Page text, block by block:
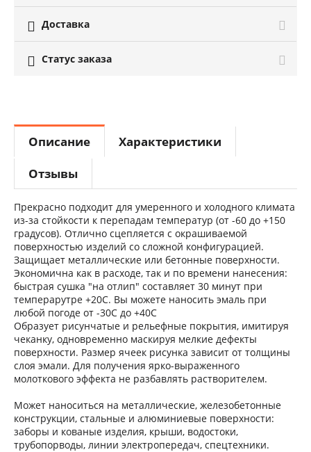
 Доставка
 Статус заказа
Описание
Характеристики
Отзывы
Прекрасно подходит для умеренного и холодного климата
из-за стойкости к перепадам температур (от -60 до +150
градусов). Отлично сцепляется с окрашиваемой
поверхностью изделий со сложной конфигурацией.
Защищает металлические или бетонные поверхности.
Экономична как в расходе, так и по времени нанесения:
быстрая сушка "на отлип" составляет 30 минут при
темперарутре +20С. Вы можете наносить эмаль при
любой погоде от -30С до +40С
Образует рисунчатые и рельефные покрытия, имитируя
чеканку, одновременно маскируя мелкие дефекты
поверхности. Размер ячеек рисунка зависит от толщины
слоя эмали. Для получения ярко-выраженного
молоткового эффекта не разбавлять растворителем.
Может наноситься на металлические, железобетонные
конструкции, стальные и алюминиевые поверхности:
заборы и кованые изделия, крыши, водостоки,
трубопорводы, линии электропередач, спецтехники.